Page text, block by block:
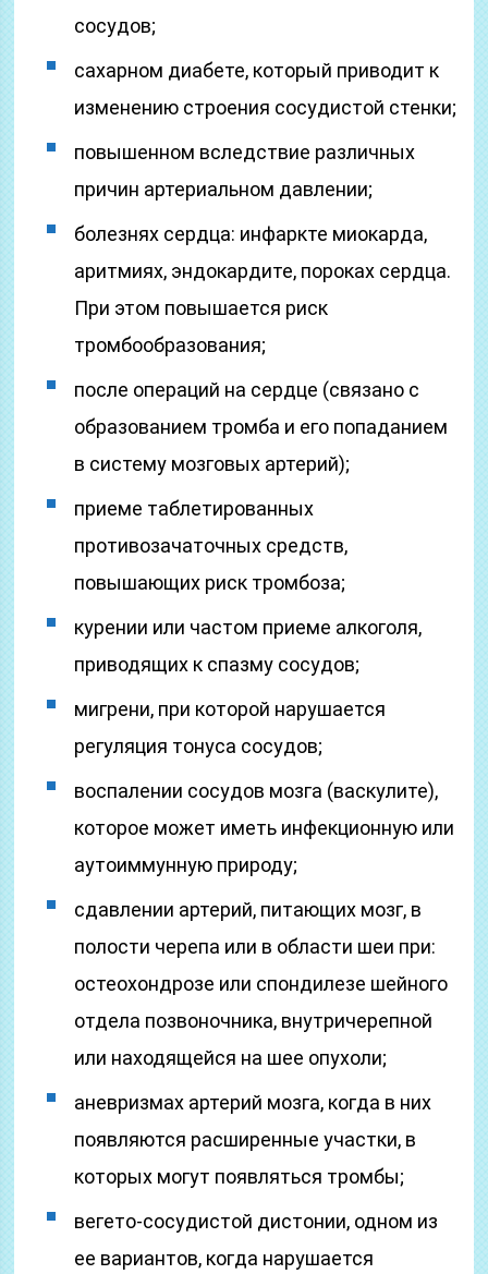
сосудов;
сахарном диабете, который приводит к
изменению строения сосудистой стенки;
повышенном вследствие различных
причин артериальном давлении;
болезнях сердца: инфаркте миокарда,
аритмиях, эндокардите, пороках сердца.
При этом повышается риск
тромбообразования;
после операций на сердце (связано с
образованием тромба и его попаданием
в систему мозговых артерий);
приеме таблетированных
противозачаточных средств,
повышающих риск тромбоза;
курении или частом приеме алкоголя,
приводящих к спазму сосудов;
мигрени, при которой нарушается
регуляция тонуса сосудов;
воспалении сосудов мозга (васкулите),
которое может иметь инфекционную или
аутоиммунную природу;
сдавлении артерий, питающих мозг, в
полости черепа или в области шеи при:
остеохондрозе или спондилезе шейного
отдела позвоночника, внутричерепной
или находящейся на шее опухоли;
аневризмах артерий мозга, когда в них
появляются расширенные участки, в
которых могут появляться тромбы;
вегето-сосудистой дистонии, одном из
ее вариантов, когда нарушается